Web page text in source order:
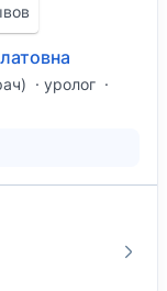
уролог